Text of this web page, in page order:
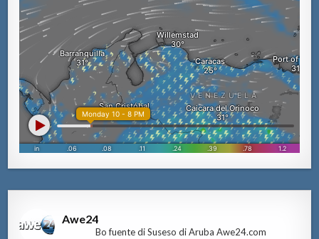
Awe24
Bo fuente di Suseso di Aruba Awe24.com